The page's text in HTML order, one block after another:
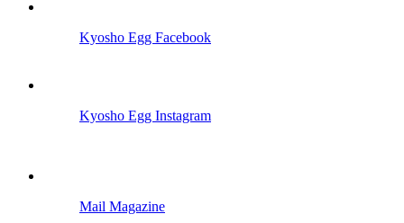
Kyosho Egg Facebook
Kyosho Egg Instagram
Mail Magazine